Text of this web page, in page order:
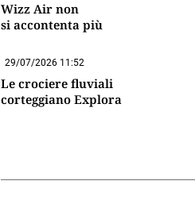
Wizz Air non
si accontenta più
29/07/2026 11:52
Le crociere fluviali
corteggiano Explora